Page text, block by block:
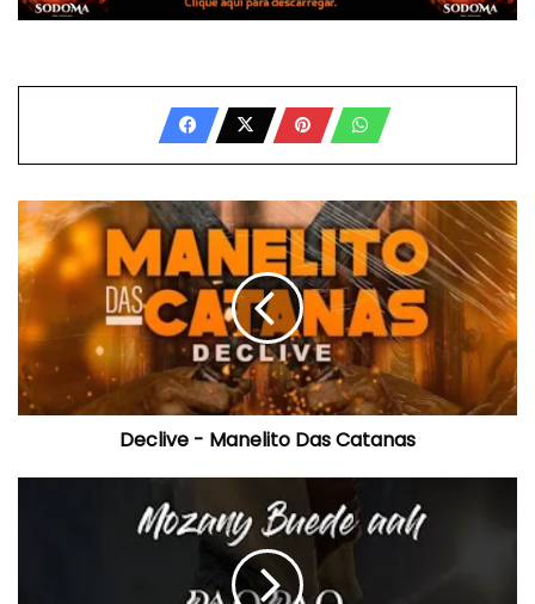
Declive
-
Manelito
Das
Declive - Manelito Das Catanas